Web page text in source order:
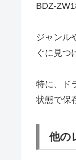
BDZ-
ジャンル
ぐに見つ
特に、ド
状態で保
他の